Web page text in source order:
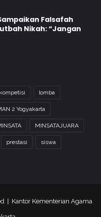
Falsafah
Nikah: “Jangan
kompetisi lomba
2 Yogyakarta
MINSATAJUARA
prestasi siswa
| Kantor Kementerian Agama